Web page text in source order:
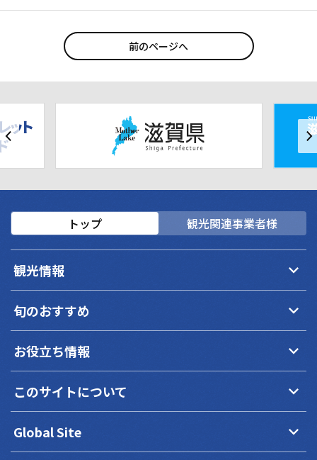
前のページへ
トップ 観光関連事業者様
観光情報 keyboard_arrow_down
旬のおすすめ keyboard_arrow_down
お役立ち情報 keyboard_arrow_down
このサイトについて keyboard_arrow_down
Global Site keyboard_arrow_down